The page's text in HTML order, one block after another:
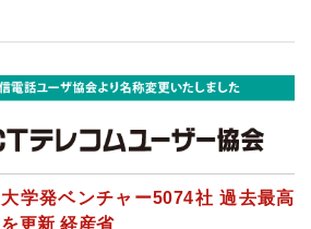
大学発ベンチャー5074社 過去最高
を更新 経産省